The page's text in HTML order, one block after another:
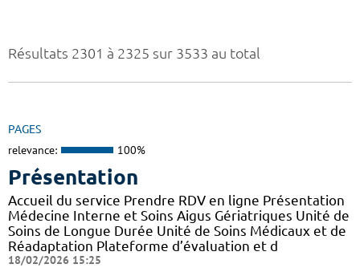
Résultats 2301 à 2325 sur 3533 au total
PAGES
relevance: 100%
Présentation
Accueil du service Prendre RDV en ligne Présentation
Médecine Interne et Soins Aigus Gériatriques Unité de
Soins de Longue Durée Unité de Soins Médicaux et de
Réadaptation Plateforme d’évaluation et d
18/02/2026 15:25